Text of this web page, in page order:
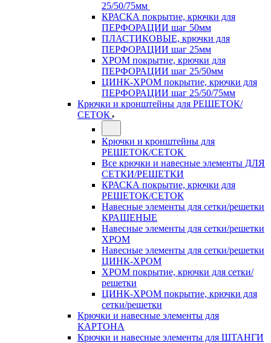
25/50/75мм
КРАСКА покрытие, крючки для
ПЕРФОРАЦИИ шаг 50мм
ПЛАСТИКОВЫЕ, крючки для
ПЕРФОРАЦИИ шаг 25мм
ХРОМ покрытие, крючки для
ПЕРФОРАЦИИ шаг 25/50мм
ЦИНК-ХРОМ покрытие, крючки для
ПЕРФОРАЦИИ шаг 25/50/75мм
Крючки и кронштейны для РЕШЕТОК/
СЕТОК
Крючки и кронштейны для
РЕШЕТОК/СЕТОК
Все крючки и навесные элементы ДЛЯ
СЕТКИ/РЕШЕТКИ
КРАСКА покрытие, крючки для
РЕШЕТОК/СЕТОК
Навесные элементы для сетки/решетки
КРАШЕНЫЕ
Навесные элементы для сетки/решетки
ХРОМ
Навесные элементы для сетки/решетки
ЦИНК-ХРОМ
ХРОМ покрытие, крючки для сетки/
решетки
ЦИНК-ХРОМ покрытие, крючки для
сетки/решетки
Крючки и навесные элементы для
КАРТОНА
Крючки и навесные элементы для ШТАНГИ